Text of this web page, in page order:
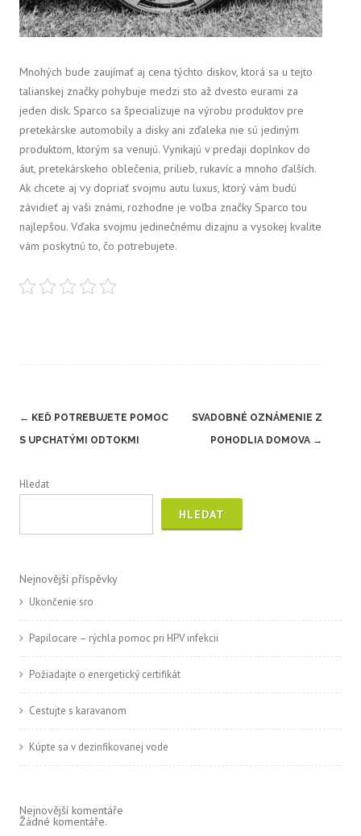
Mnohých bude zaujímať aj cena týchto diskov, ktorá sa u tejto
talianskej značky pohybuje medzi sto až dvesto eurami za
jeden disk. Sparco sa špecializuje na výrobu produktov pre
pretekárske automobily a disky ani zďaleka nie sú jediným
produktom, ktorým sa venujú. Vynikajú v predaji doplnkov do
áut, pretekárskeho oblečenia, prilieb, rukavíc a mnoho ďalších.
Ak chcete aj vy dopriať svojmu autu luxus, ktorý vám budú
závidieť aj vaši známi, rozhodne je voľba značky Sparco tou
najlepšou. Vďaka svojmu jedinečnému dizajnu a vysokej kvalite
vám poskytnú to, čo potrebujete.
Post
navigation
← KEĎ POTREBUJETE POMOC
S UPCHATÝMI ODTOKMI
SVADOBNÉ OZNÁMENIE Z
POHODLIA DOMOVA →
Hledat
HLEDAT
Nejnovější příspěvky
Ukončenie sro
Papilocare – rýchla pomoc pri HPV infekcii
Požiadajte o energetický certifikát
Cestujte s karavanom
Kúpte sa v dezinfikovanej vode
Nejnovější komentáře
Žádné komentáře.